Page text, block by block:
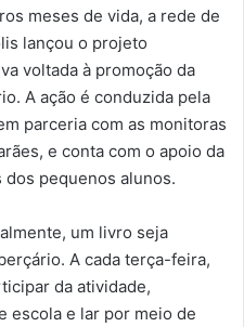
meses de vida, a rede de
lançou o projeto
voltada à promoção da
A ação é conduzida pela
parceria com as monitoras
e conta com o apoio da
pequenos alunos.
um livro seja
A cada terça-feira,
da atividade,
escola e lar por meio de